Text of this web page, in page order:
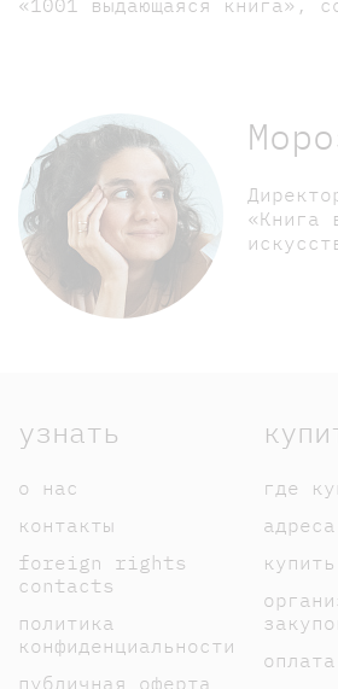
«1001 выдающаяся книга»,
«Книга
узнать
о нас
контакты
foreign rights
contacts
политика
конфиденциальности
публичная оферта
где
оплата